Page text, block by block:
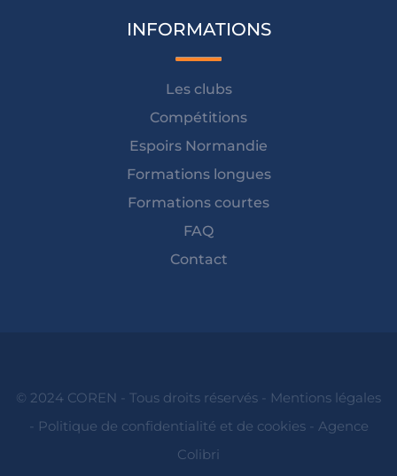
INFORMATIONS
Les clubs
Compétitions
Espoirs Normandie
Formations longues
Formations courtes
FAQ
Contact
© 2024 COREN - Tous droits réservés - Mentions légales
- Politique de confidentialité et de cookies- Agence
Colibri